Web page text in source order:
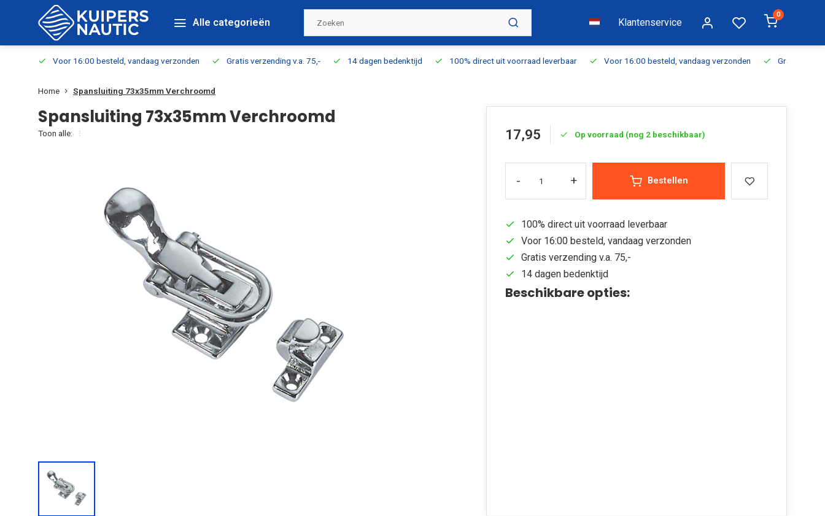
Alle categorieën Klantenservice
0
Voor 16:00 besteld, vandaag verzonden Gratis verzending v.a. 75,- 14 dagen bedenktijd 100% direct uit voorraad leverbaar Voor 16:00 besteld, vandaag verzonden Gratis
Home Spansluiting 73x35mm Verchroomd
Spansluiting 73x35mm Verchroomd
Toon alle: 17,95 Op voorraad (nog 2 beschikbaar)
- + Bestellen
100% direct uit voorraad leverbaar
Voor 16:00 besteld, vandaag verzonden
Gratis verzending v.a. 75,-
14 dagen bedenktijd
Beschikbare opties: